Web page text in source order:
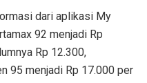
dari aplikasi My
92 menjadi Rp
Rp 12.300,
95 menjadi Rp 17.000 per